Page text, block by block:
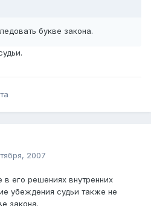
букве закона.
2007
его решениях внутренних
убеждения судьи также не
закона.